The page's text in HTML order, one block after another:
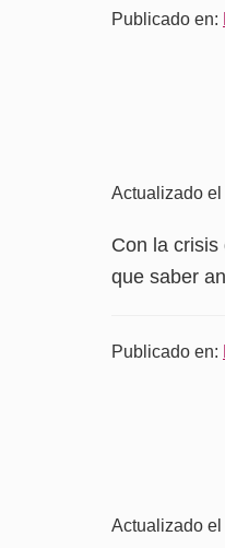
Publicado en:
Actualizado
Con la
que saber
Publicado en:
Actualizado